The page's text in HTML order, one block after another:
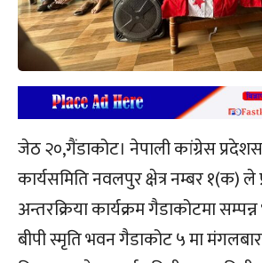
जेठ २०,गैंडाकोट। नेपाली कांग्रेस
कार्यसमिति नवलपुर क्षेत्र नम्बर १(क) ले
अन्तरक्रिया कार्यक्रम गैडाकोटमा
बीपी स्मृति भवन गैडाकोट ५ मा